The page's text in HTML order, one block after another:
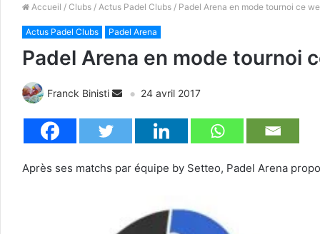
Accueil / Clubs / Actus Padel Clubs / Padel Arena en mode tournoi ce
Actus Padel Clubs Padel Arena
Padel Arena en mode tournoi
Franck Binisti 24 avril 2017
Après ses matchs par équipe by Setteo, Padel Arena